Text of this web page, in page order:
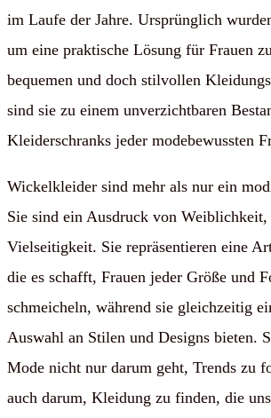
im Laufe der Jahre. Ursprünglich
um eine praktische Lösung für Frauen
bequemen und doch stilvollen
sind sie zu einem unverzichtbaren
Kleiderschranks jeder modebewussten
Wickelkleider sind mehr als nur ein
Sie sind ein Ausdruck von Weiblichkeit,
Vielseitigkeit. Sie repräsentieren eine
die es schafft, Frauen jeder Größe und
schmeicheln, während sie gleichzeitig
Auswahl an Stilen und Designs bieten.
Mode nicht nur darum geht, Trends zu
auch darum, Kleidung zu finden, die